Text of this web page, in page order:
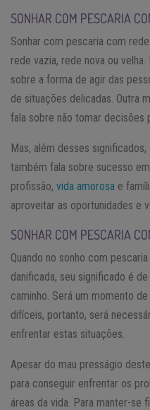
SONHAR COM PESCARIA
Sonhar com pescaria com
rede vazia, rede nova ou
sobre a forma de agir das
de situações delicadas. Outra
fala sobre não tomar decisões
Mas, além desses
também fala sobre sucesso
profissão, vida amorosa e
aproveitar as oportunidades e
SONHAR COM PESCARIA
Quando no sonho com
danificada, seu significado é
caminho. Será um momento
difíceis, portanto, será
enfrentar estas situações.
Apesar do mau presságio
para conseguir enfrentar os
áreas da vida. Para manter-se